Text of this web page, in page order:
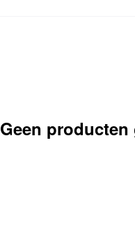
Geen producten